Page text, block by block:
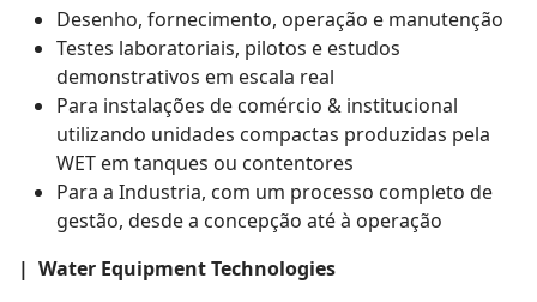
Desenho, fornecimento, operação e manutenção
Testes laboratoriais, pilotos e estudos
demonstrativos em escala real
Para instalações de comércio & institucional
utilizando unidades compactas produzidas pela
WET em tanques ou contentores
Para a Industria, com um processo completo de
gestão, desde a concepção até à operação
| Water Equipment Technologies